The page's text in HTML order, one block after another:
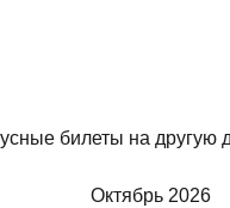
билеты на другую
Октябрь 2026